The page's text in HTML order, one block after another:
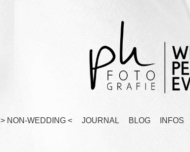
> NON-WEDDING < JOURNAL BLOG INFOS